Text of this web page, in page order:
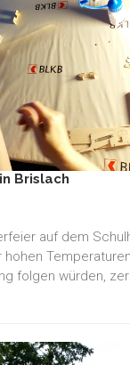
Brislach
auf dem
folgen würden,